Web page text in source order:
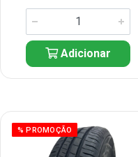
Adicionar
% PROMOÇÃO